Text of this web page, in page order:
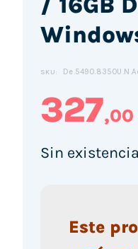
SKU:
327,00
Sin
Este